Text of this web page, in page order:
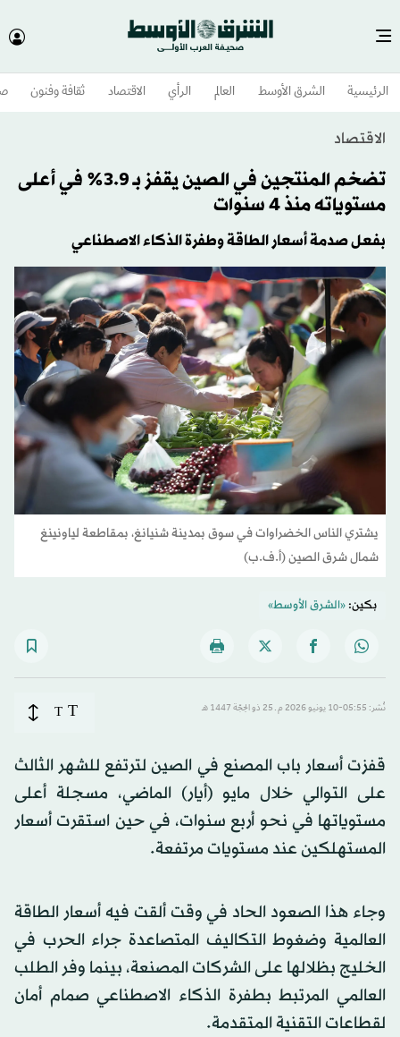
الرئيسية الشرق الأوسط​ العالم الرأي الاقتصاد ثقافة وفنون
الاقتصاد
تضخم المنتجين في الصين يقفز بـ 3.9% في أعلى
مستوياته منذ 4 سنوات
بفعل صدمة أسعار الطاقة وطفرة الذكاء الاصطناعي
يشتري الناس الخضراوات في سوق بمدينة شنيانغ، بمقاطعة لياونينغ
شمال شرق الصين (أ.ف.ب)
بكين:«الشرق الأوسط»
نُشر: 05:55-10 يونيو 2026 م ـ 25 ذو الحِجّة 1447 هـ T
T
قفزت أسعار باب المصنع في الصين لترتفع للشهر الثالث
على التوالي خلال مايو (أيار) الماضي، مسجلة أعلى
مستوياتها في نحو أربع سنوات، في حين استقرت أسعار
المستهلكين عند مستويات مرتفعة.
وجاء هذا الصعود الحاد في وقت ألقت فيه أسعار الطاقة
العالمية وضغوط التكاليف المتصاعدة جراء الحرب في
الخليج بظلالها على الشركات المصنعة، بينما وفر الطلب
العالمي المرتبط بطفرة الذكاء الاصطناعي صمام أمان
لقطاعات التقنية المتقدمة.